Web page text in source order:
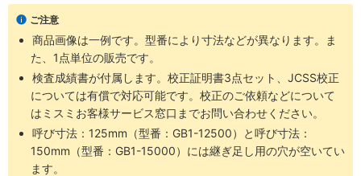
ご注意
商品画像は一例です。型番により寸法などが異なります。ま
た、1点単位の販売です。
検査成績書が付属します。校正証明書3点セット、JCSS校正
については有償で対応可能です。校正のご依頼などについて
はミスミお客様サービス窓口までお問い合わせください。
呼び寸法：125mm（型番：GB1-12500）と呼び寸法：
150mm（型番：GB1-15000）には継ぎ足し用の穴が空いてい
ます。